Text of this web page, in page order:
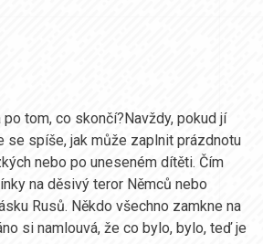
tom, co skončí?Navždy, pokud jí
se spíše, jak může zaplnit prázdnotu
nebo po uneseném dítěti. Čím
na děsivý teror Němců nebo
Rusů. Někdo všechno zamkne na
si namlouvá, že co bylo, bylo, teď je